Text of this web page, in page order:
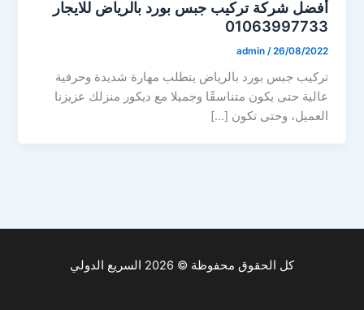
أفضل شركة تركيب جبس بورد بالرياض للايجار
01063997733
admin /26/08/2022
تركيب جبس بورد بالرياض يتطلب مهارة شديدة وحرفية
عالية حتى يكون متناسقًا وجميلا مع ديكور منزلك عزيزنا
العميل، وحتى تكون […]
كل الحقوق محفوظة © 2026 السريع الدولي